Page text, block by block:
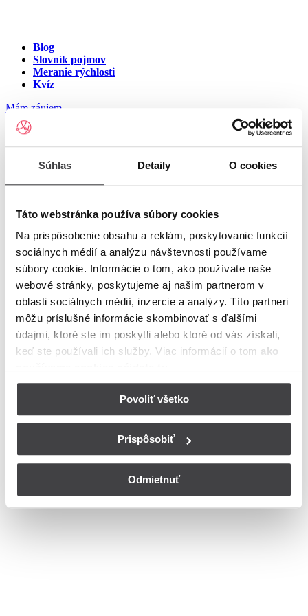
Súhlas Detaily O cookies
Táto webstránka používa súbory cookies
Na prispôsobenie obsahu a reklám, poskytovanie funkcií
sociálnych médií a analýzu návštevnosti používame
súbory cookie. Informácie o tom, ako používate naše
webové stránky, poskytujeme aj našim partnerom v
oblasti sociálnych médií, inzercie a analýzy. Títo partneri
môžu príslušné informácie skombinovať s ďalšími
údajmi, ktoré ste im poskytli alebo ktoré od vás získali,
keď ste používali ich služby. Viac informácií o tom ako
Povoliť všetko
Prispôsobiť
Odmietnuť
Blog
Slovník pojmov
Meranie rýchlosti
Kvíz
Mám záujem
Internet v meste Dulovce
Zadajte ulicu a číslo pre zobrazenie ponuky internetu v meste
Zadajte ulicu a číslopre zobrazenie ponuky internetu v lokalite
Dulovce
Zoznam ulíc v meste Dulovce
Ulica
Bohužiaľ, nedisponujeme zoznamom dostupných ulíc v danom
meste
© Copyright 2026
Nastavenia cookies